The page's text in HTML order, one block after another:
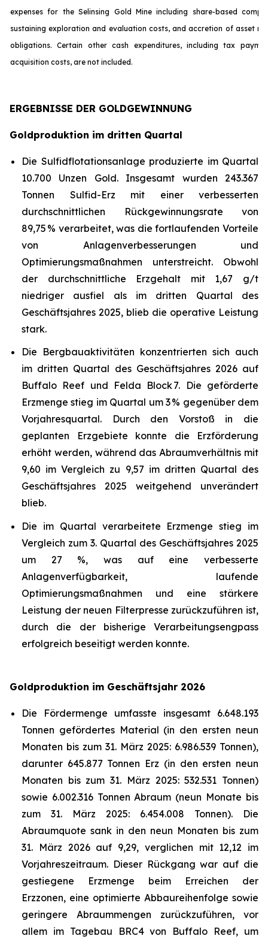
expenses for the Selinsing Gold Mine including share-based
sustaining exploration and evaluation costs, and accretion of asset
obligations. Certain other cash expenditures, including tax
acquisition costs, are not included.
ERGEBNISSE DER GOLDGEWINNUNG
Goldproduktion im dritten Quartal
Die Sulfidflotationsanlage produzierte im Quartal
10.700 Unzen Gold. Insgesamt wurden 243.367
Tonnen Sulfid-Erz mit einer verbesserten
durchschnittlichen Rückgewinnungsrate von
89,75 % verarbeitet, was die fortlaufenden Vorteile
von Anlagenverbesserungen und
Optimierungsmaßnahmen unterstreicht. Obwohl
der durchschnittliche Erzgehalt mit 1,67 g/t
niedriger ausfiel als im dritten Quartal des
Geschäftsjahres 2025, blieb die operative Leistung
stark.
Die Bergbauaktivitäten konzentrierten sich auch
im dritten Quartal des Geschäftsjahres 2026 auf
Buffalo Reef und Felda Block 7. Die geförderte
Erzmenge stieg im Quartal um 3 % gegenüber dem
Vorjahresquartal. Durch den Vorstoß in die
geplanten Erzgebiete konnte die Erzförderung
erhöht werden, während das Abraumverhältnis mit
9,60 im Vergleich zu 9,57 im dritten Quartal des
Geschäftsjahres 2025 weitgehend unverändert
blieb.
Die im Quartal verarbeitete Erzmenge stieg im
Vergleich zum 3. Quartal des Geschäftsjahres 2025
um 27 %, was auf eine verbesserte
Anlagenverfügbarkeit, laufende
Optimierungsmaßnahmen und eine stärkere
Leistung der neuen Filterpresse zurückzuführen ist,
durch die der bisherige Verarbeitungsengpass
erfolgreich beseitigt werden konnte.
Goldproduktion im Geschäftsjahr 2026
Die Fördermenge umfasste insgesamt 6.648.193
Tonnen gefördertes Material (in den ersten neun
Monaten bis zum 31. März 2025: 6.986.539 Tonnen),
darunter 645.877 Tonnen Erz (in den ersten neun
Monaten bis zum 31. März 2025: 532.531 Tonnen)
sowie 6.002.316 Tonnen Abraum (neun Monate bis
zum 31. März 2025: 6.454.008 Tonnen). Die
Abraumquote sank in den neun Monaten bis zum
31. März 2026 auf 9,29, verglichen mit 12,12 im
Vorjahreszeitraum. Dieser Rückgang war auf die
gestiegene Erzmenge beim Erreichen der
Erzzonen, eine optimierte Abbaureihenfolge sowie
geringere Abraummengen zurückzuführen, vor
allem im Tagebau BRC4 von Buffalo Reef, um